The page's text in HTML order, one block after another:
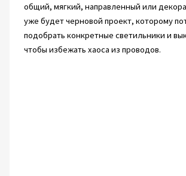
общий, мягкий, направленный или
уже будет черновой проект, которому
подобрать конкретные светильники и
чтобы избежать хаоса из проводов.